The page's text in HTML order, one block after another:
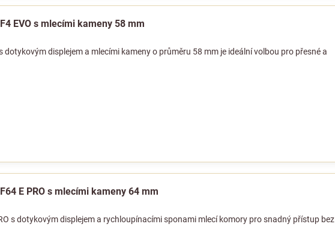
EVO s mlecími kameny 58 mm
displejem a mlecími kameny o průměru 58 mm je ideální volbou pro přesné a
E PRO s mlecími kameny 64 mm
s dotykovým displejem a rychloupínacími sponami mlecí komory pro snadný přístup bez